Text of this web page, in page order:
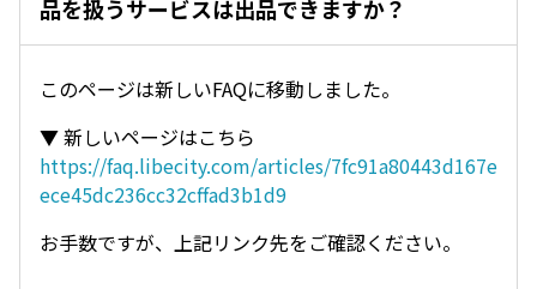
品を扱うサービスは出品できますか？
このページは新しいFAQに移動しました。
▼ 新しいページはこちら
https://faq.libecity.com/articles/7fc91a80443d167e
ece45dc236cc32cffad3b1d9
お手数ですが、上記リンク先をご確認ください。